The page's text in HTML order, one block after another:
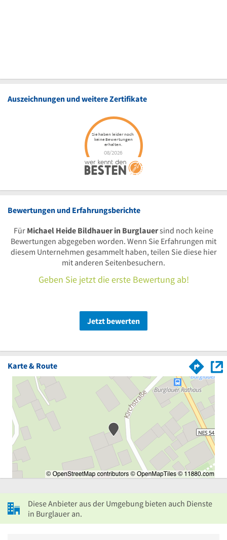
Auszeichnungen und weitere Zertifikate
Bewertungen und Erfahrungsberichte
Für Michael Heide Bildhauer in Burglauersind noch keine
Bewertungen abgegeben worden. Wenn Sie Erfahrungen mit
diesem Unternehmen gesammelt haben, teilen Sie diese hier
mit anderen Seitenbesuchern.
Geben Sie jetzt die erste Bewertung ab!
Jetzt bewerten
Karte & Route
Diese Anbieter aus der Umgebung bieten auch Dienste
in Burglauer an.